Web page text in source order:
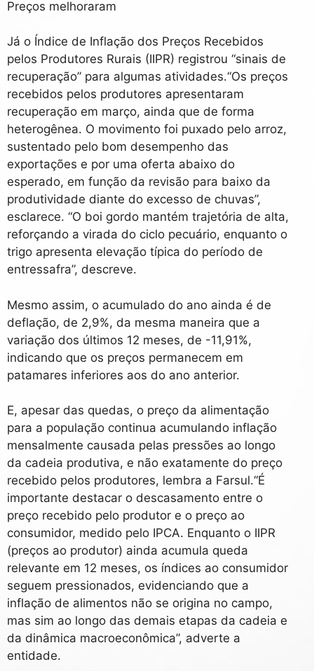
Preços melhoraram
Já o Índice de Inflação dos Preços Recebidos
pelos Produtores Rurais (IIPR) registrou “sinais de
recuperação” para algumas atividades.“Os preços
recebidos pelos produtores apresentaram
recuperação em março, ainda que de forma
heterogênea. O movimento foi puxado pelo arroz,
sustentado pelo bom desempenho das
exportações e por uma oferta abaixo do
esperado, em função da revisão para baixo da
produtividade diante do excesso de chuvas”,
esclarece. “O boi gordo mantém trajetória de alta,
reforçando a virada do ciclo pecuário, enquanto o
trigo apresenta elevação típica do período de
entressafra”, descreve.
Mesmo assim, o acumulado do ano ainda é de
deflação, de 2,9%, da mesma maneira que a
variação dos últimos 12 meses, de -11,91%,
indicando que os preços permanecem em
patamares inferiores aos do ano anterior.
E, apesar das quedas, o preço da alimentação
para a população continua acumulando inflação
mensalmente causada pelas pressões ao longo
da cadeia produtiva, e não exatamente do preço
recebido pelos produtores, lembra a Farsul.“É
importante destacar o descasamento entre o
preço recebido pelo produtor e o preço ao
consumidor, medido pelo IPCA. Enquanto o IIPR
(preços ao produtor) ainda acumula queda
relevante em 12 meses, os índices ao consumidor
seguem pressionados, evidenciando que a
inflação de alimentos não se origina no campo,
mas sim ao longo das demais etapas da cadeia e
da dinâmica macroeconômica”, adverte a
entidade.